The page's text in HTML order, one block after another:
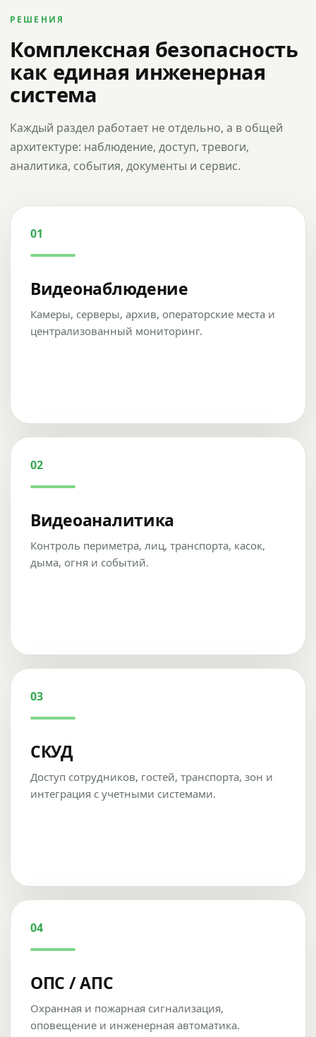
РЕШЕНИЯ
Комплексная безопасность
как единая инженерная
система
Каждый раздел работает не отдельно, а в общей
архитектуре: наблюдение, доступ, тревоги,
аналитика, события, документы и сервис.
01
Видеонаблюдение
Камеры, серверы, архив, операторские места и
централизованный мониторинг.
02
Видеоаналитика
Контроль периметра, лиц, транспорта, касок,
дыма, огня и событий.
03
СКУД
Доступ сотрудников, гостей, транспорта, зон и
интеграция с учетными системами.
04
ОПС / АПС
Охранная и пожарная сигнализация,
оповещение и инженерная автоматика.